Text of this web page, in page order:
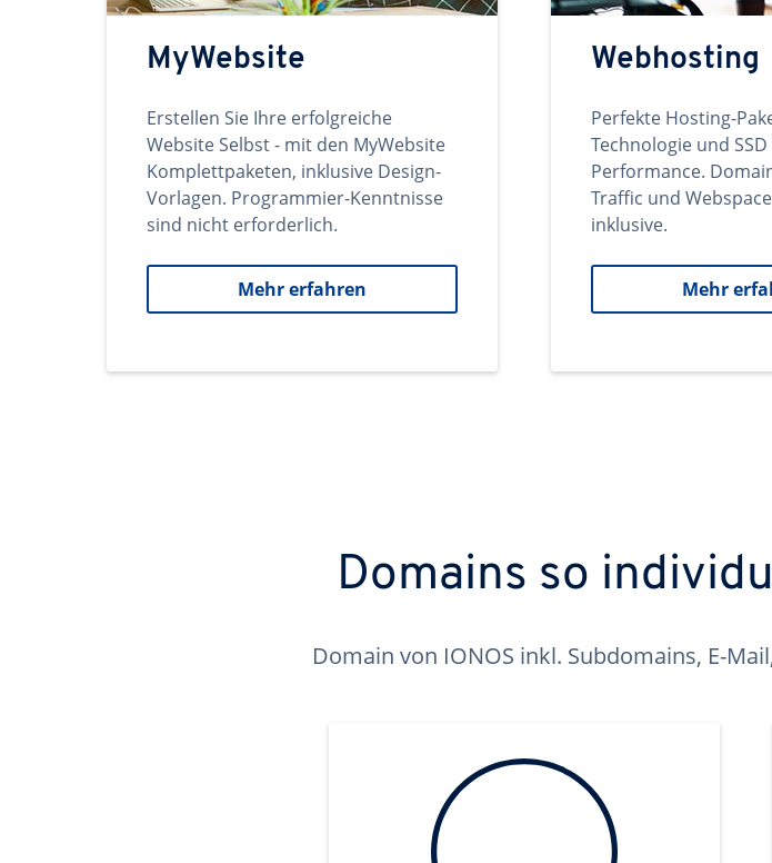
MyWebsite
Erstellen Sie Ihre erfolgreiche
Website Selbst - mit den MyWebsite
Komplettpaketen, inklusive Design-
Vorlagen. Programmier-Kenntnisse
sind nicht erforderlich.
Mehr erfahren
Webhosting
Perfekte Hosting-
Technologie und
Performance.
Traffic und
inklusive.
Mehr
Domains so
Domain von IONOS inkl. Subdomains, E-